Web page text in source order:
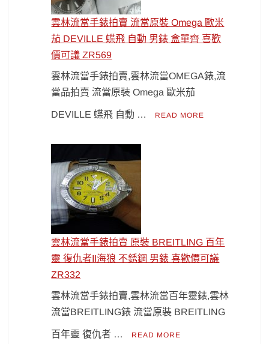
雲林流當手錶拍賣 流當原裝 Omega 歐米
茄 DEVILLE 蝶飛 自動 男錶 盒單齊 喜歡
價可議 ZR569
雲林流當手錶拍賣,雲林流當OMEGA錶,流
當品拍賣 流當原裝 Omega 歐米茄
DEVILLE 蝶飛 自動 … READ MORE
雲林流當手錶拍賣 原裝 BREITLING 百年
靈 復仇者II海狼 不銹鋼 男錶 喜歡價可議
ZR332
雲林流當手錶拍賣,雲林流當百年靈錶,雲林
流當BREITLING錶 流當原裝 BREITLING
百年靈 復仇者 … READ MORE